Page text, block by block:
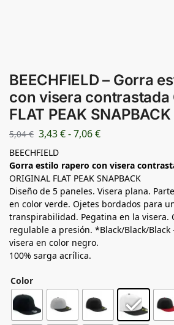
BEECHFIELD – Gorra
con visera contrastada
FLAT PEAK SNAPBACK
5,04€ 3,43€-7,06€
BEECHFIELD
Gorra estilo rapero con visera
ORIGINAL FLAT PEAK SNAPBACK
Diseño de 5 paneles. Visera plana.
en color verde. Ojetes bordados para
transpirabilidad. Pegatina en la visera.
regulable a presión. *Black/Black/
visera en color negro.
100% sarga acrílica.
Color